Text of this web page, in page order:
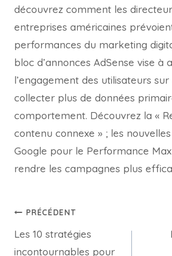
découvrez comment les
entreprises américaines
performances du marketing
bloc d’annonces AdSense vise à
l’engagement des utilisateurs
collecter plus de données
comportement. Découvrez la «
contenu connexe » ; les
Google pour le Performance
rendre les campagnes plus
PRÉCÉDENT
Les 10 stratégies
incontournables pour